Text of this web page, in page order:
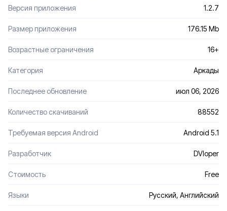
Версия приложения 1.2.7
Размер приложения 176.15 Mb
Возрастные ограничения 16+
Категория Аркады
Последнее обновление июл 06, 2026
Количество скачиваний 88552
Требуемая версия Android Android 5.1
Разработчик DVloper
Стоимость Free
Языки Русский, Английский